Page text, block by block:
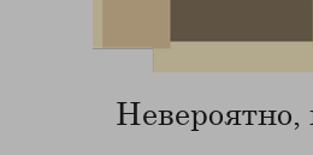
Невероятно,